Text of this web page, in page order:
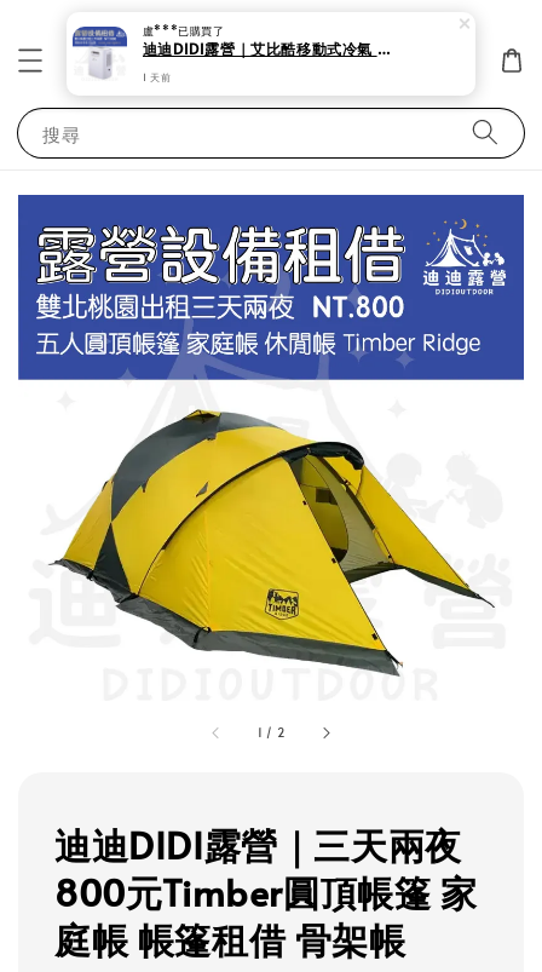
搜尋
1 / 2
迪迪DIDI露營｜三天兩夜
800元Timber圓頂帳篷 家
庭帳 帳篷租借 骨架帳
盧***已購買了
迪迪DIDI露營｜艾比酷移動式冷氣 露營 帳蓬出租 夏天必備 艾比酷移動式冷氣 低瓦數。
1 天前